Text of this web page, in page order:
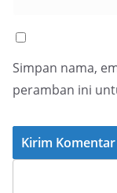
Simpan nama,
peramban ini